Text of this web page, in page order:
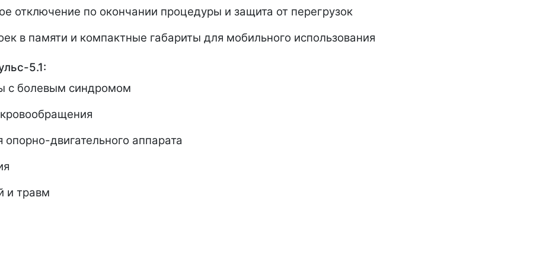
отключение по окончании процедуры и защита от перегрузок
в памяти и компактные габариты для мобильного использования
5.1:
с болевым синдромом
двигательного аппарата
и травм